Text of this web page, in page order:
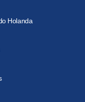
Holanda